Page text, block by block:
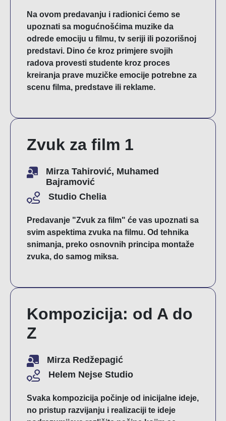
Na ovom predavanju i radionici ćemo se
upoznati sa mogućnošćima muzike da
odrede emociju u filmu, tv seriji ili pozorišnoj
predstavi. Dino će kroz primjere svojih
radova provesti studente kroz proces
kreiranja prave muzičke emocije potrebne za
scenu filma, predstave ili reklame.
Zvuk za film 1
Mirza Tahirović, Muhamed
Bajramović
Studio Chelia
Predavanje "Zvuk za film" će vas upoznati sa
svim aspektima zvuka na filmu. Od tehnika
snimanja, preko osnovnih principa montaže
zvuka, do samog miksa.
Kompozicija: od A do
Z
Mirza Redžepagić
Helem Nejse Studio
Svaka kompozicija počinje od inicijalne ideje,
no pristup razvijanju i realizaciji te ideje